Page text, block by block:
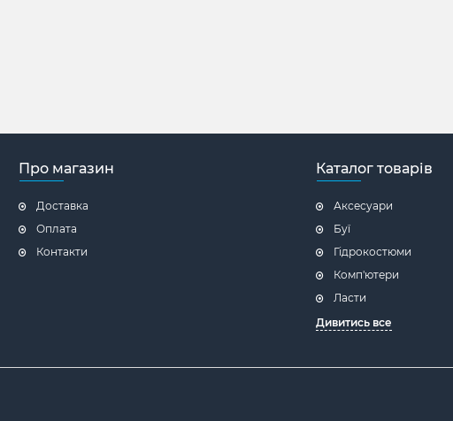
Про магазин
Доставка
Оплата
Контакти
Каталог товарів
Аксесуари
Буї
Гідрокостюми
Комп'ютери
Ласти
Дивитись все